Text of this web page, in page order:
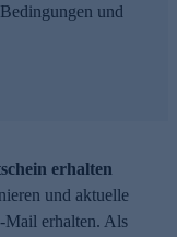
und
erhalten
und aktuelle
Mail erhalten. Als